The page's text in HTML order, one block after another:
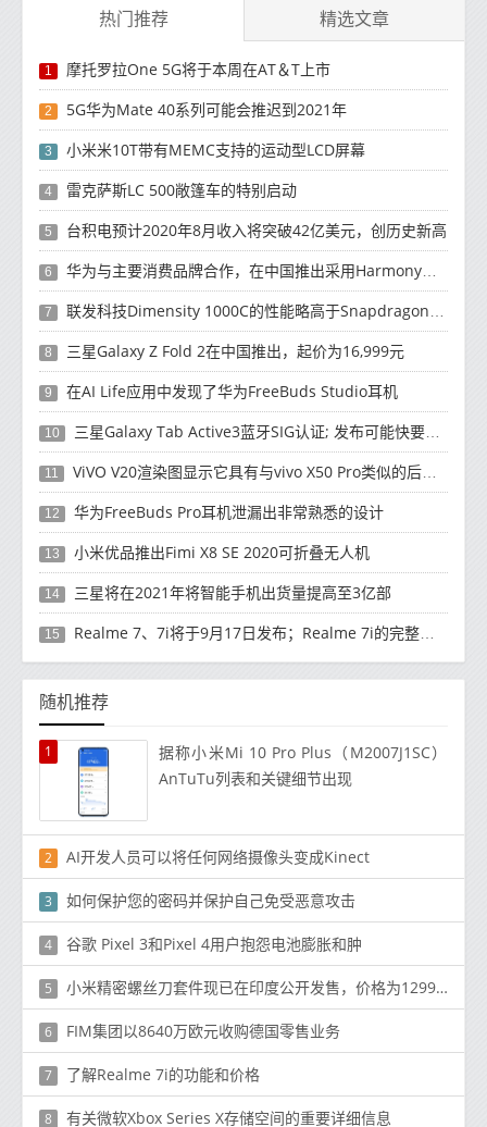
热门推荐 精选文章
1 摩托罗拉One 5G将于本周在AT＆T上市
2 5G华为Mate 40系列可能会推迟到2021年
3 小米米10T带有MEMC支持的运动型LCD屏幕
4 雷克萨斯LC 500敞篷车的特别启动
5 台积电预计2020年8月收入将突破42亿美元，创历史新高
6 华为与主要消费品牌合作，在中国推出采用HarmonyOS 2.0的智能家居产品
7 联发科技Dimensity 1000C的性能略高于Snapdragon 765G
8 三星Galaxy Z Fold 2在中国推出，起价为16,999元
9 在AI Life应用中发现了华为FreeBuds Studio耳机
10 三星Galaxy Tab Active3蓝牙SIG认证; 发布可能快要结束了
11 ViVO V20渲染图显示它具有与vivo X50 Pro类似的后部设计
12 华为FreeBuds Pro耳机泄漏出非常熟悉的设计
13 小米优品推出Fimi X8 SE 2020可折叠无人机
14 三星将在2021年将智能手机出货量提高至3亿部
15 Realme 7、7i将于9月17日发布；Realme 7i的完整规格并导致泄漏
随机推荐
1
据称小米Mi 10 Pro Plus（M2007J1SC）
AnTuTu列表和关键细节出现
2 AI开发人员可以将任何网络摄像头变成Kinect
3 如何保护您的密码并保护自己免受恶意攻击
4 谷歌 Pixel 3和Pixel 4用户抱怨电池膨胀和肿
5 小米精密螺丝刀套件现已在印度公开发售，价格为1299卢比（〜17美元）
6 FIM集团以8640万欧元收购德国零售业务
7 了解Realme 7i的功能和价格
8 有关微软Xbox Series X存储空间的重要详细信息